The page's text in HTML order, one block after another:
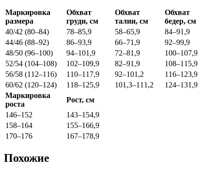
Маркировка
размера
Обхват
груди, см
Обхват
талии, см
Обхват
бедер, см
40/42 (80–84)
78–85,9 58–65,9
84–91,9
44/46 (88–92)
86–93,9 66–71,9
92–99,9
48/50 (96–100)
94–101,9 72–81,9
100–107,9
52/54 (104–108)
102–109,9 82–91,9
108–115,9
56/58 (112–116)
110–117,9 92–101,2
116–123,9
60/62 (120–124)
118–125,9 101,3–111,2
124–131,9
Маркировка
роста
Рост, см
146–152
143–154,9
158–164
155–166,9
170–176
167–178,9
Похожие